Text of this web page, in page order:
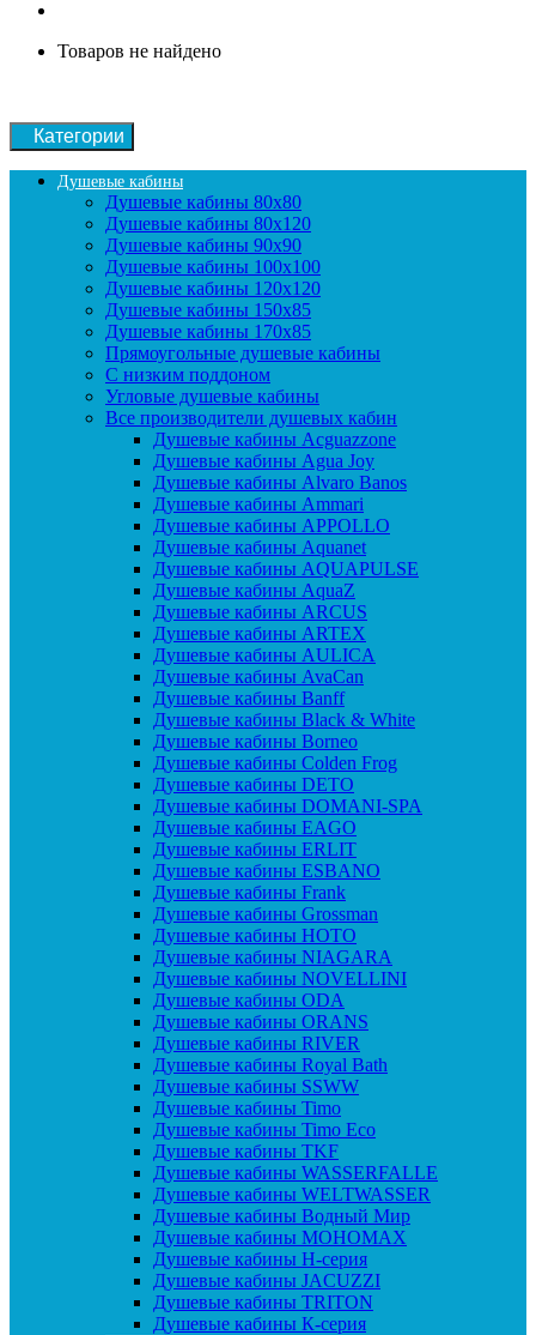
Товаров не найдено
Категории
Душевые кабины
Душевые кабины 80x80
Душевые кабины 80x120
Душевые кабины 90х90
Душевые кабины 100x100
Душевые кабины 120x120
Душевые кабины 150x85
Душевые кабины 170x85
Прямоугольные душевые кабины
С низким поддоном
Угловые душевые кабины
Все производители душевых кабин
Душевые кабины Acguazzone
Душевые кабины Agua Joy
Душевые кабины Alvaro Banos
Душевые кабины Ammari
Душевые кабины APPOLLO
Душевые кабины Aquanet
Душевые кабины AQUAPULSE
Душевые кабины AquaZ
Душевые кабины ARCUS
Душевые кабины ARTEX
Душевые кабины AULICA
Душевые кабины AvaCan
Душевые кабины Banff
Душевые кабины Black & White
Душевые кабины Borneo
Душевые кабины Colden Frog
Душевые кабины DETO
Душевые кабины DOMANI-SPA
Душевые кабины EAGO
Душевые кабины ERLIT
Душевые кабины ESBANO
Душевые кабины Frank
Душевые кабины Grossman
Душевые кабины HOTO
Душевые кабины NIAGARA
Душевые кабины NOVELLINI
Душевые кабины ODA
Душевые кабины ORANS
Душевые кабины RIVER
Душевые кабины Royal Bath
Душевые кабины SSWW
Душевые кабины Timo
Душевые кабины Timo Eco
Душевые кабины TKF
Душевые кабины WASSERFALLE
Душевые кабины WELTWASSER
Душевые кабины Водный Мир
Душевые кабины МОНОМАХ
Душевые кабины H-серия
Душевые кабины JACUZZI
Душевые кабины TRITON
Душевые кабины К-серия